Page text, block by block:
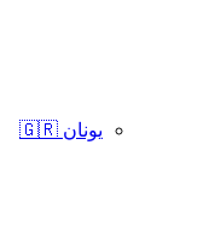
یونان 🇬🇷